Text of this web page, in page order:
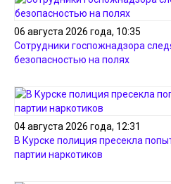
06 августа 2026 года, 10:35
Сотрудники госпожнадзора
безопасностью на полях
04 августа 2026 года, 12:31
В Курске полиция пресекла
партии наркотиков